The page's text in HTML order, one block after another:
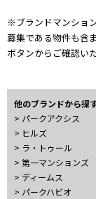
※ブランドマンショ
募集である物件も含
ボタンからご確認い
他のブランドから探
> パークアクシス
> ヒルズ
> ラ・トゥール
> 第一マンションズ
> ディームス
> パークハビオ
5年以内
15年以内
25年以内
駅から徒歩
指定なし
3分以内
10分以内
他条件